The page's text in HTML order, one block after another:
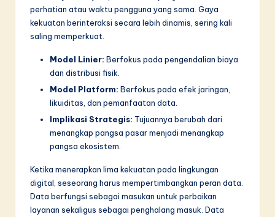
perhatian atau waktu pengguna yang sama. Gaya
kekuatan berinteraksi secara lebih dinamis, sering kali
saling memperkuat.
Model Linier: Berfokus pada pengendalian biaya
dan distribusi fisik.
Model Platform: Berfokus pada efek jaringan,
likuiditas, dan pemanfaatan data.
Implikasi Strategis: Tujuannya berubah dari
menangkap pangsa pasar menjadi menangkap
pangsa ekosistem.
Ketika menerapkan lima kekuatan pada lingkungan
digital, seseorang harus mempertimbangkan peran data.
Data berfungsi sebagai masukan untuk perbaikan
layanan sekaligus sebagai penghalang masuk. Data